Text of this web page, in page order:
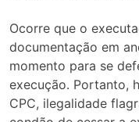
Ocorre que o
documentação em
momento para se
execução. Portanto,
CPC, ilegalidade